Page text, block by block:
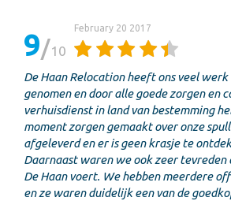
9 10
February 20 2017
De Haan Relocation heeft ons veel
genomen en door alle goede zorgen en
verhuisdienst in land van bestemming
moment zorgen gemaakt over onze
afgeleverd en er is geen krasje te
Daarnaast waren we ook zeer tevreden
De Haan voert. We hebben meerdere
en ze waren duidelijk een van de